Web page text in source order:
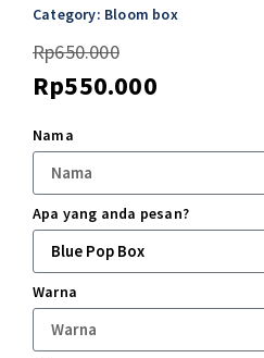
Category: Bloom box
Rp650.000
Rp550.000
Nama
Apa yang anda pesan?
Warna